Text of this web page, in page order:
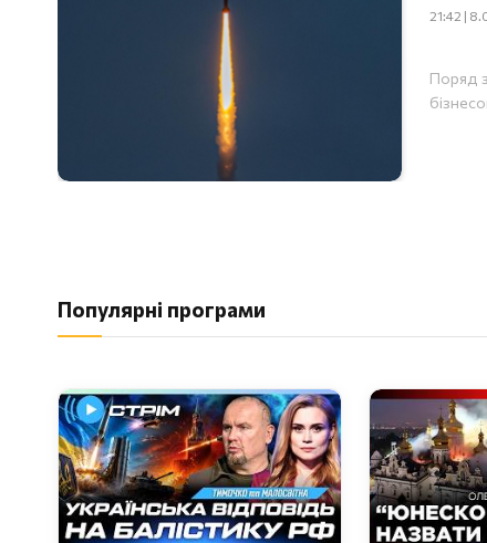
21:42 |
Поряд
Популярні програми